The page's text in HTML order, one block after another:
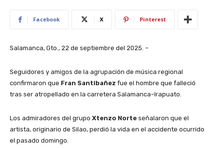
Facebook X Pinterest
Salamanca, Gto., 22 de septiembre del 2025. –
Seguidores y amigos de la agrupación de música regional
confirmaron que Fran Santibañez fue el hombre que falleció
tras ser atropellado en la carretera Salamanca–Irapuato.
Los admiradores del grupo Xtenzo Norte señalaron que el
artista, originario de Silao, perdió la vida en el accidente ocurrido
el pasado domingo.